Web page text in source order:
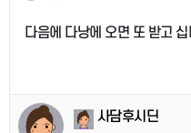
다음에 다낭에 오면 또 받고
사담후시딘